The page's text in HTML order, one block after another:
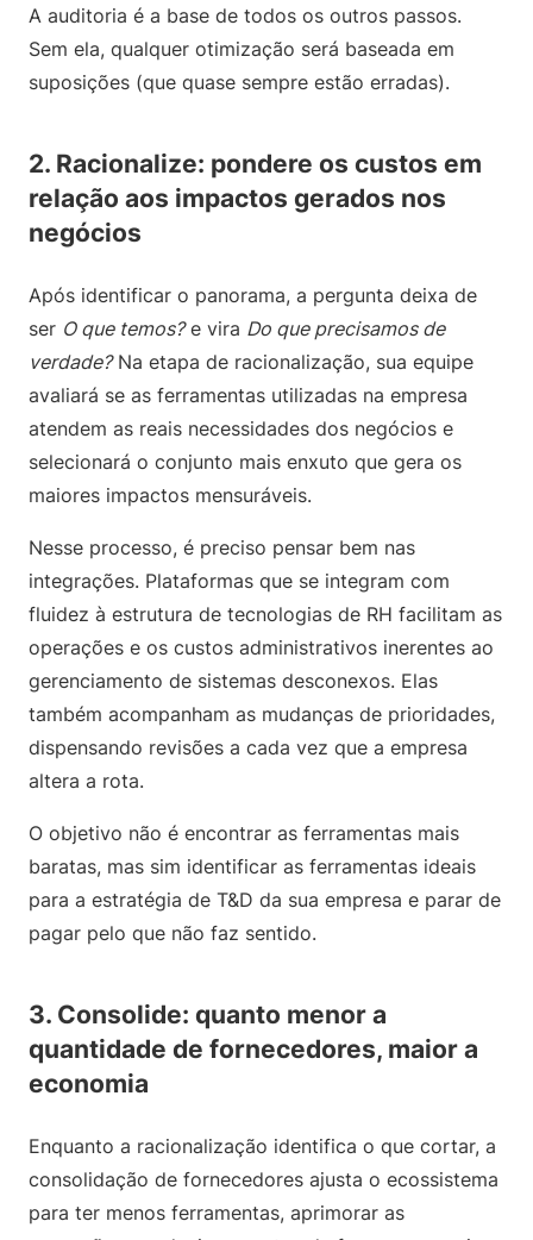
A auditoria é a base de todos os outros passos.
Sem ela, qualquer otimização será baseada em
suposições (que quase sempre estão erradas).
2. Racionalize: pondere os custos em
relação aos impactos gerados nos
negócios
Após identificar o panorama, a pergunta deixa de
ser O que temos?e vira Do que precisamos de
verdade?Na etapa de racionalização, sua equipe
avaliará se as ferramentas utilizadas na empresa
atendem as reais necessidades dos negócios e
selecionará o conjunto mais enxuto que gera os
maiores impactos mensuráveis.
Nesse processo, é preciso pensar bem nas
integrações. Plataformas que se integram com
fluidez à estrutura de tecnologias de RH facilitam as
operações e os custos administrativos inerentes ao
gerenciamento de sistemas desconexos. Elas
também acompanham as mudanças de prioridades,
dispensando revisões a cada vez que a empresa
altera a rota.
O objetivo não é encontrar as ferramentas mais
baratas, mas sim identificar as ferramentas ideais
para a estratégia de T&D da sua empresa e parar de
pagar pelo que não faz sentido.
3. Consolide: quanto menor a
quantidade de fornecedores, maior a
economia
Enquanto a racionalização identifica o que cortar, a
consolidação de fornecedores ajusta o ecossistema
para ter menos ferramentas, aprimorar as